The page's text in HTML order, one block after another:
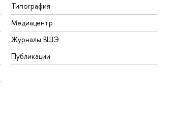
Типография
Медиацентр
Журналы ВШЭ
Публикации